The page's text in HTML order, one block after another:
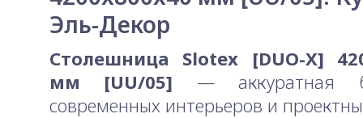
Эль-Декор
Столешница Slotex [DUO-X]
мм [UU/05] — аккуратная
современных интерьеров и